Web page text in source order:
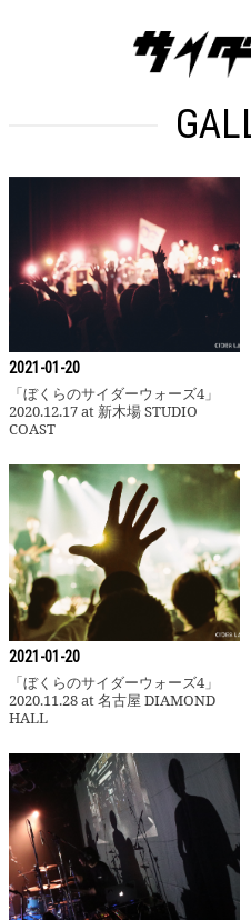
2021-01-20
「ぼくらのサイダーウォーズ4」
2020.12.17 at 新木場 STUDIO
COAST
2021-01-20
「ぼくらのサイダーウォーズ4」
2020.11.28 at 名古屋 DIAMOND
HALL